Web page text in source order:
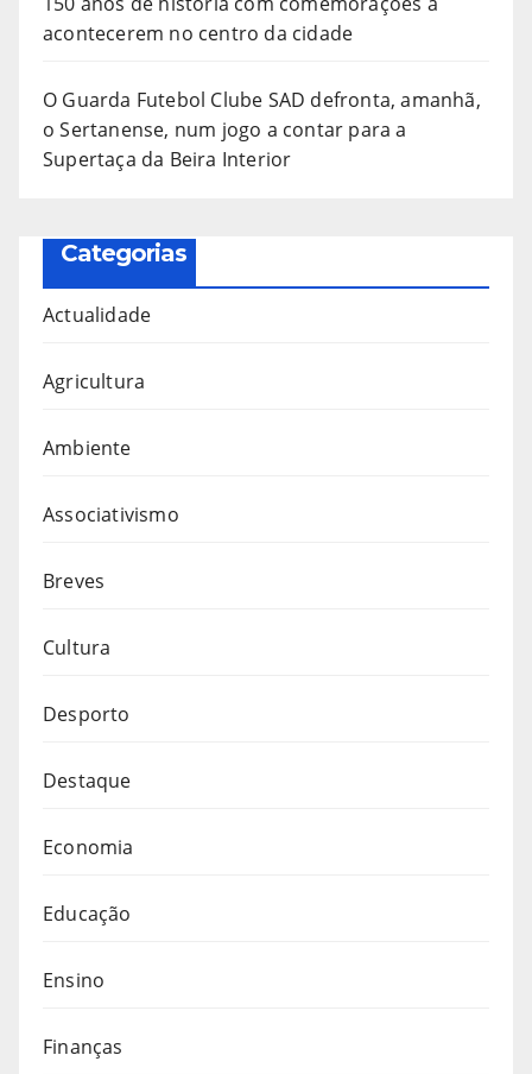
acontecerem no centro da cidade
O Guarda Futebol Clube SAD defronta, amanhã,
o Sertanense, num jogo a contar para a
Supertaça da Beira Interior
Categorias
Actualidade
Agricultura
Ambiente
Associativismo
Breves
Cultura
Desporto
Destaque
Economia
Educação
Ensino
Finanças